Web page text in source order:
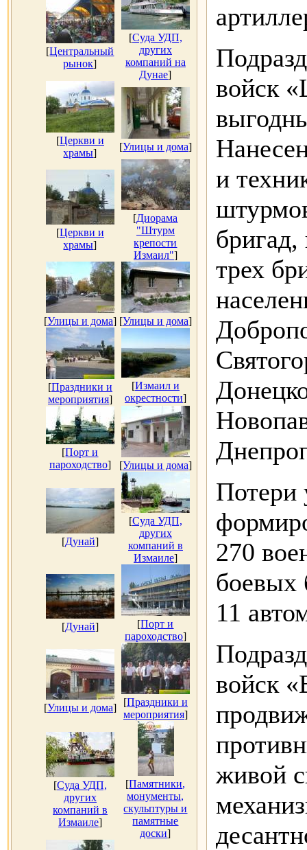
[Центральный
рынок]
[Суда УДП,
других
компаний на
Дунае]
[Церкви и
храмы]
[Улицы и дома]
[Церкви и
храмы]
[Диорама
"Штурм
крепости
Измаил"]
[Улицы и дома] [Улицы и дома]
[Праздники и
мероприятия]
[Измаил и
окрестности]
[Порт и
пароходство] [Улицы и дома]
[Дунай]
[Суда УДП,
других
компаний в
Измаиле]
[Дунай] [Порт и
пароходство]
[Улицы и дома] [Праздники и
мероприятия]
[Суда УДП,
других
компаний в
Измаиле]
[Памятники,
монументы,
скульптуры и
памятные
доски]
войск
и
трех
Потери
270
боевых
11
войск
живой